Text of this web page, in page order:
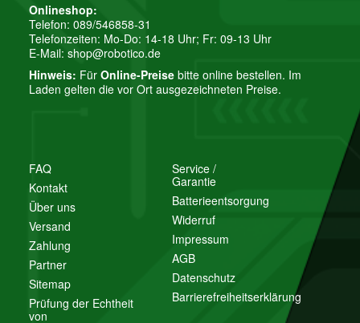
FAQ
Kontakt
Über uns
Versand
Zahlung
Partner
Sitemap
Prüfung der Echtheit
von
Service /
Garantie
Batterieentsorgung
Widerruf
Impressum
AGB
Datenschutz
Barrierefreiheitserklärung
Onlineshop:
Telefon: 089/546858-31
Telefonzeiten: Mo-Do: 14-18 Uhr; Fr: 09-13 Uhr
E-Mail: shop@robotico.de
Hinweis: Für Online-Preise bitte online bestellen. Im
Laden gelten die vor Ort ausgezeichneten Preise.